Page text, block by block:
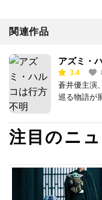
関連作品
アズミ・
3.4
蒼井優主演
巡る物語が
注目のニ